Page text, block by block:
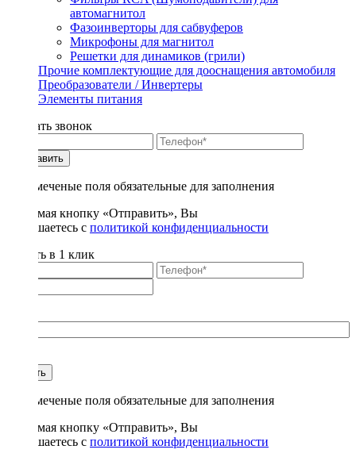
автомагнитол
Фазоинверторы для сабвуферов
Микрофоны для магнитол
Решетки для динамиков (грили)
Прочие комплектующие для дооснащения автомобиля
Преобразователи / Инвертеры
Элементы питания
Заказать звонок
Отправить
* - отмеченые поля обязательные для заполнения
Нажимая кнопку «Отправить», Вы
соглашаетесь с политикой конфиденциальности
Купить в 1 клик
Купить
* - отмеченые поля обязательные для заполнения
Нажимая кнопку «Отправить», Вы
соглашаетесь с политикой конфиденциальности